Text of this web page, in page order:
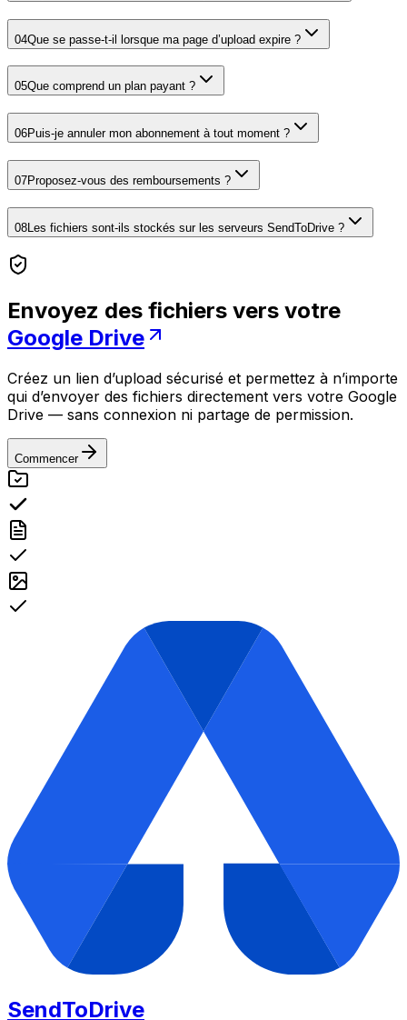
04Que se passe-t-il lorsque ma page d’upload expire ?
05Que comprend un plan payant ?
06Puis-je annuler mon abonnement à tout moment ?
07Proposez-vous des remboursements ?
08Les fichiers sont-ils stockés sur les serveurs SendToDrive ?
Envoyez des fichiers vers votre
Google Drive
Créez un lien d’upload sécurisé et permettez à n’importe
qui d’envoyer des fichiers directement vers votre Google
Drive — sans connexion ni partage de permission.
Commencer
SendToDrive